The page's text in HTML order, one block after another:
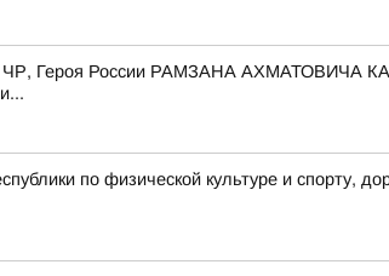
Героя России РАМЗАНА АХМАТОВИЧА
по физической культуре и спорту,